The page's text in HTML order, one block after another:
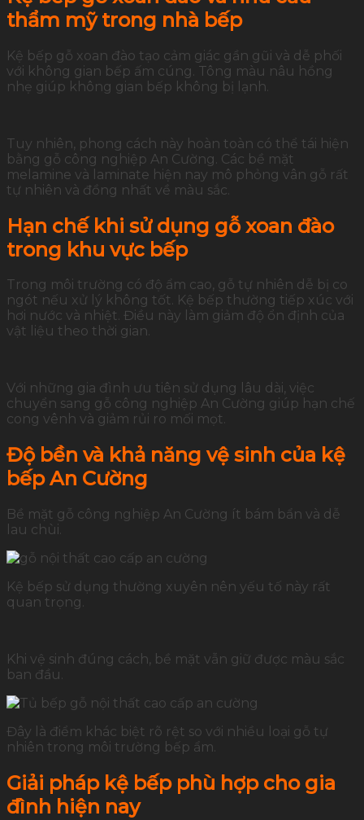
thẩm mỹ trong nhà bếp
Kệ bếp gỗ xoan đào tạo cảm giác gần gũi và dễ phối
với không gian bếp ấm cúng. Tông màu nâu hồng
nhẹ giúp không gian bếp không bị lạnh.
Tuy nhiên, phong cách này hoàn toàn có thể tái hiện
bằng gỗ công nghiệp An Cường. Các bề mặt
melamine và laminate hiện nay mô phỏng vân gỗ rất
tự nhiên và đồng nhất về màu sắc.
Hạn chế khi sử dụng gỗ xoan đào
trong khu vực bếp
Trong môi trường có độ ẩm cao, gỗ tự nhiên dễ bị co
ngót nếu xử lý không tốt. Kệ bếp thường tiếp xúc với
hơi nước và nhiệt. Điều này làm giảm độ ổn định của
vật liệu theo thời gian.
Với những gia đình ưu tiên sử dụng lâu dài, việc
chuyển sang gỗ công nghiệp An Cường giúp hạn chế
cong vênh và giảm rủi ro mối mọt.
Độ bền và khả năng vệ sinh của kệ
bếp An Cường
Bề mặt gỗ công nghiệp An Cường ít bám bẩn và dễ
lau chùi.
Kệ bếp sử dụng thường xuyên nên yếu tố này rất
quan trọng.
Khi vệ sinh đúng cách, bề mặt vẫn giữ được màu sắc
ban đầu.
Đây là điểm khác biệt rõ rệt so với nhiều loại gỗ tự
nhiên trong môi trường bếp ẩm.
Giải pháp kệ bếp phù hợp cho gia
đình hiện nay